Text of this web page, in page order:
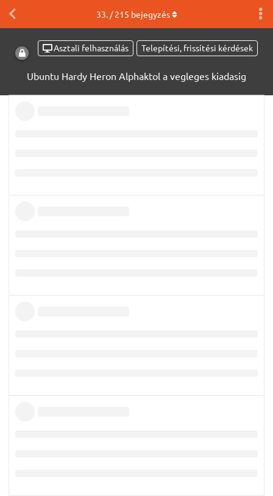
Asztali felhasználás Telepítési, frissítési kérdések
Ubuntu Hardy Heron Alphaktol a vegleges kiadasig
33. /215 bejegyzés